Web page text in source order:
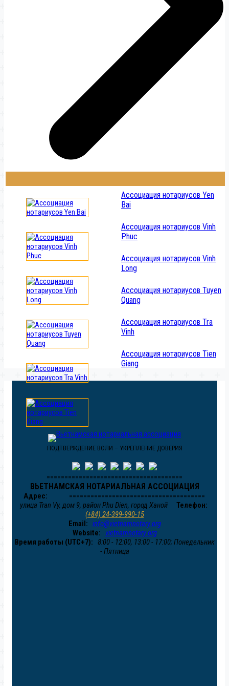
Ассоциация нотариусов Yen
Bai
Ассоциация нотариусов Vinh
Phuc
Ассоциация нотариусов Vinh
Long
Ассоциация нотариусов Tuyen
Quang
Ассоциация нотариусов Tra
Vinh
Ассоциация нотариусов Tien
Giang
ПОДТВЕРЖДЕНИЕ ВОЛИ – УКРЕПЛЕНИЕ ДОВЕРИЯ
======================================
ВЬЕТНАМСКАЯ НОТАРИАЛЬНАЯ АССОЦИАЦИЯ
======================================
Адрес:
улица Tran Vy, дом 9, район Phu Dien, город Ханой
Телефон:
(+84) 24-399-990-15
Email: info@vietnamnotary.org
Website:
vietnamnotary.org
Время работы (UTC+7): 8:00 - 12:00, 13:00 - 17:00; Понедельник
- Пятница